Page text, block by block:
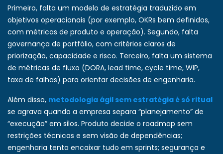
Primeiro, falta um modelo de estratégia traduzido em
objetivos operacionais (por exemplo, OKRs bem definidos,
com métricas de produto e operação). Segundo, falta
governança de portfólio, com critérios claros de
priorização, capacidade e risco. Terceiro, falta um sistema
de métricas de fluxo (DORA, lead time, cycle time, WIP,
taxa de falhas) para orientar decisões de engenharia.
Além disso, metodologia ágil sem estratégia é só ritual
se agrava quando a empresa separa “planejamento” de
“execução” em silos. Produto decide o roadmap sem
restrições técnicas e sem visão de dependências;
engenharia tenta encaixar tudo em sprints; segurança e